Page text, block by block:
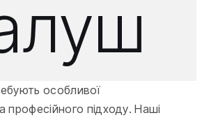
особливої
професійного підходу. Наші